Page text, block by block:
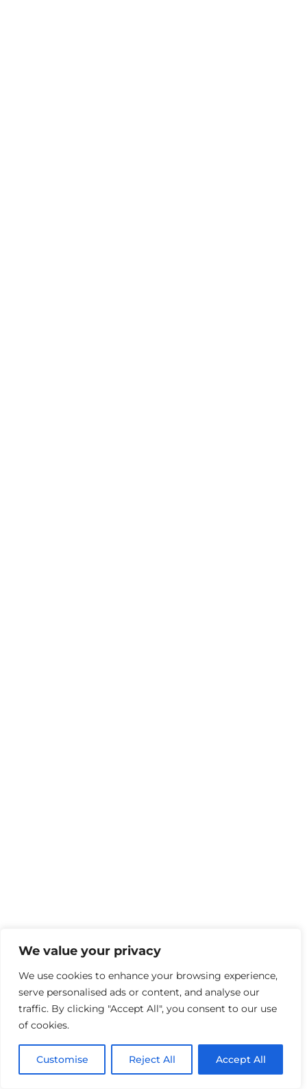
We value your privacy
We use cookies to enhance your browsing experience,
serve personalised ads or content, and analyse our
traffic. By clicking "Accept All", you consent to our use
of cookies.
Customise Reject All Accept All